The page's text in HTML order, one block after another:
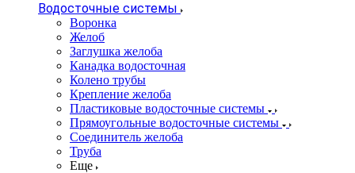
Водосточные системы
Воронка
Желоб
Заглушка желоба
Канадка водосточная
Колено трубы
Крепление желоба
Пластиковые водосточные системы
Прямоугольные водосточные системы
Соединитель желоба
Труба
Еще